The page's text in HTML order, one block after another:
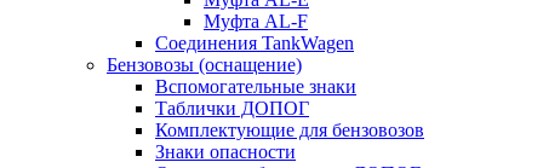
Муфта AL-F
Соединения TankWagen
Бензовозы (оснащение)
Вспомогательные знаки
Таблички ДОПОГ
Комплектующие для бензовозов
Знаки опасности